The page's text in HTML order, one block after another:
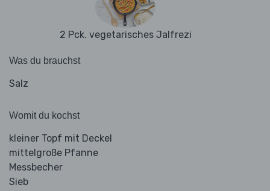
2 Pck. vegetarisches Jalfrezi
Was du brauchst
Salz
Womit du kochst
kleiner Topf mit Deckel
mittelgroße Pfanne
Messbecher
Sieb